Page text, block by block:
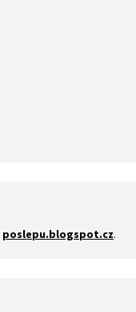
poslepu.blogspot.cz.